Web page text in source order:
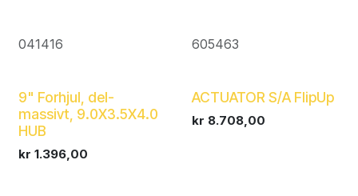
041416 605463
9" Forhjul, del-
massivt, 9.0X3.5X4.0
HUB
kr 1.396,00
ACTUATOR S/A FlipUp
kr 8.708,00